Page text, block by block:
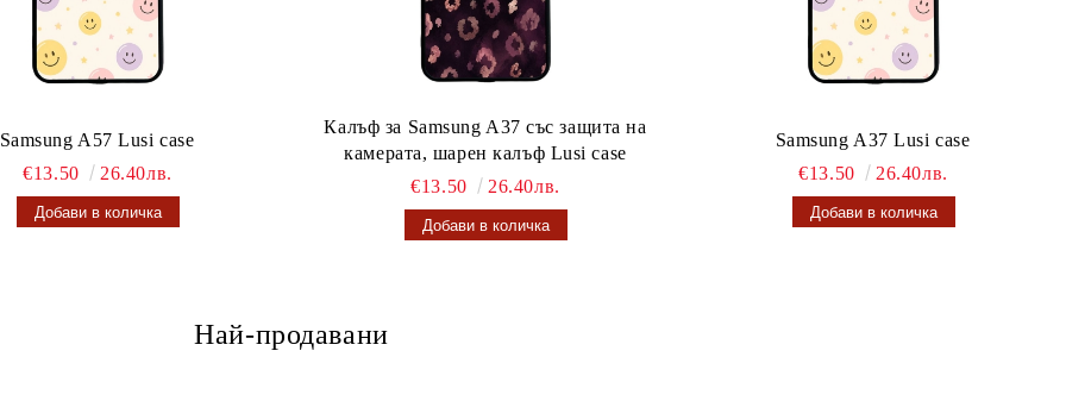
Samsung A57 Lusi case
€13.50
26.40лв.
Калъф за Samsung A37 със защита на
камерата, шарен калъф Lusi case
€13.50
26.40лв.
Samsung A37 Lusi case
€13.50
26.40лв.
Най-продавани